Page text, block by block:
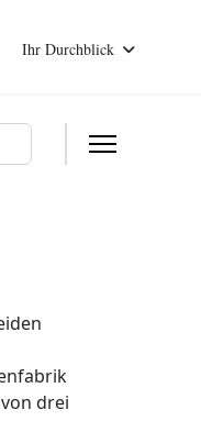
Ihr Durchblick
drei